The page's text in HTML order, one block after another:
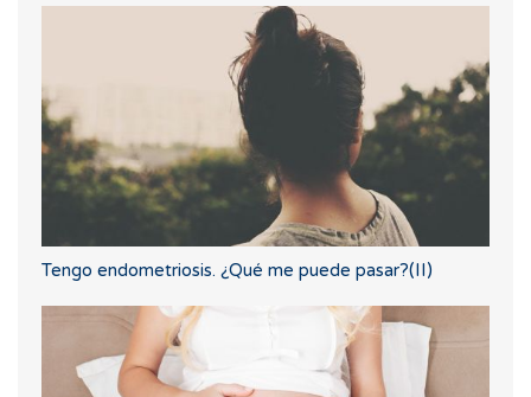
Tengo endometriosis. ¿Qué me puede pasar?(II)